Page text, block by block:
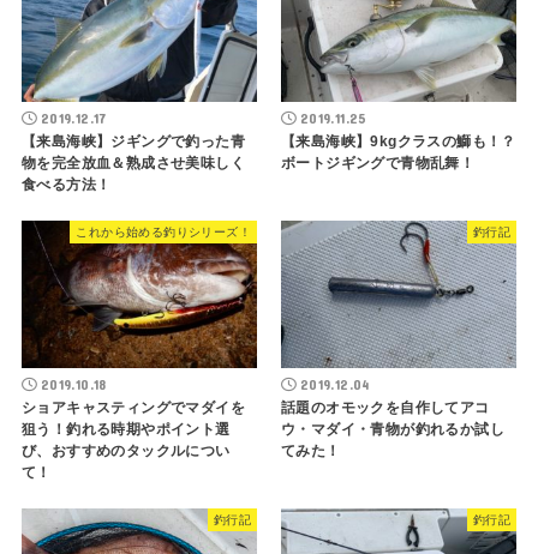
2019.12.17
【来島海峡】ジギングで釣った青
物を完全放血＆熟成させ美味しく
食べる方法！
2019.11.25
【来島海峡】9kgクラスの鰤も！？
ボートジギングで青物乱舞！
これから始める釣りシリーズ！
2019.10.18
ショアキャスティングでマダイを
狙う！釣れる時期やポイント選
び、おすすめのタックルについ
て！
釣行記
2019.12.04
話題のオモックを自作してアコ
ウ・マダイ・青物が釣れるか試し
てみた！
釣行記 釣行記